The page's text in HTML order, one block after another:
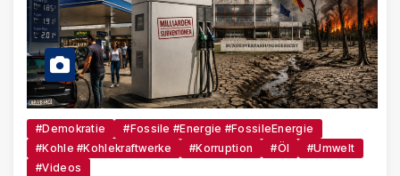
#Demokratie
#Fossile #Energie #FossileEnergie
#Kohle #Kohlekraftwerke
#Korruption #Öl
#Umwelt
#Videos